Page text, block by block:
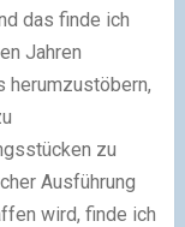
das finde ich
Jahren
herumzustöbern,
zu
Ausführung
wird, finde ich